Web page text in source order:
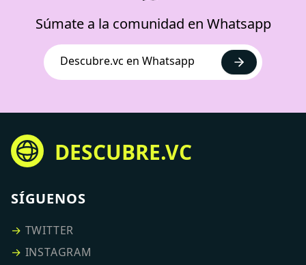
Súmate a la comunidad en Whatsapp
Descubre.vc en Whatsapp
DESCUBRE.VC
SÍGUENOS
→ TWITTER
→ INSTAGRAM